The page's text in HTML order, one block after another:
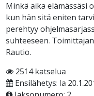
Minkä aika elämässäsi
kun hän sitä eniten
perehtyy
suhteeseen.
Rautio.
2514 katselua
Ensilähetys: la